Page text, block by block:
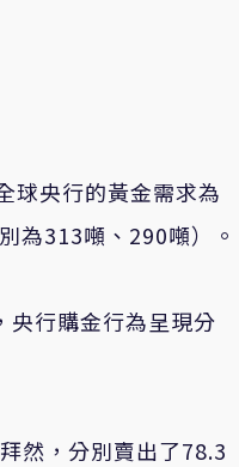
球央行的黃金需求為
為313噸、290噸）。
央行購金行為呈現分
然，分別賣出了78.3